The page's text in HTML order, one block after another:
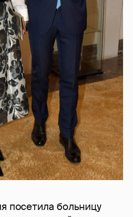
посетила больницу